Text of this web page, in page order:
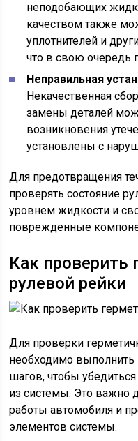
неподобающих
качеством также
уплотнителей и
что в свою очередь
Неправильная
Некачественная
замены деталей
возникновения
установлены с
Для предотвращения
проверять состояние
уровнем жидкости и
поврежденные
Как проверить
рулевой рейки
Для проверки
необходимо выполнить
шагов, чтобы
из системы. Это важно
работы автомобиля и
элементов системы.